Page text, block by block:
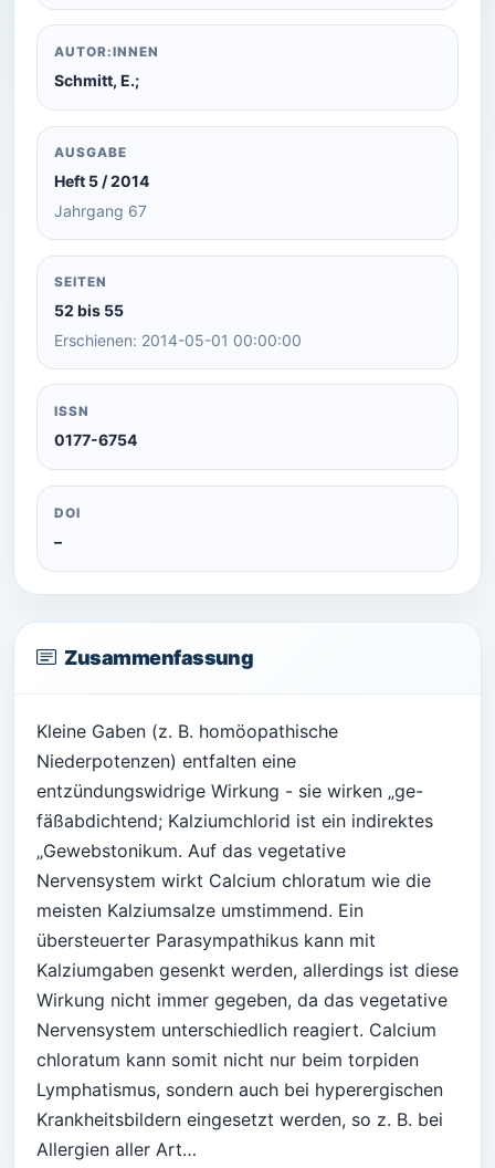
AUTOR:INNEN
Schmitt, E.;
AUSGABE
Heft 5 / 2014
Jahrgang 67
SEITEN
52 bis 55
Erschienen: 2014-05-01 00:00:00
ISSN
0177-6754
DOI
–
Zusammenfassung
Kleine Gaben (z. B. homöopathische
Niederpotenzen) entfalten eine
entzündungswidrige Wirkung - sie wirken „ge-
fäßabdichtend; Kalziumchlorid ist ein indirektes
„Gewebstonikum. Auf das vegetative
Nervensystem wirkt Calcium chloratum wie die
meisten Kalziumsalze umstimmend. Ein
übersteuerter Parasympathikus kann mit
Kalziumgaben gesenkt werden, allerdings ist diese
Wirkung nicht immer gegeben, da das vegetative
Nervensystem unterschiedlich reagiert. Calcium
chloratum kann somit nicht nur beim torpiden
Lymphatismus, sondern auch bei hyperergischen
Krankheitsbildern eingesetzt werden, so z. B. bei
Allergien aller Art…